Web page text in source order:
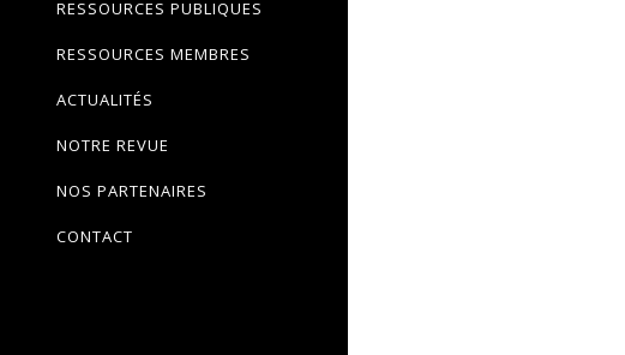
RESSOURCES PUBLIQUES
RESSOURCES MEMBRES
ACTUALITÉS
NOTRE REVUE
NOS PARTENAIRES
CONTACT